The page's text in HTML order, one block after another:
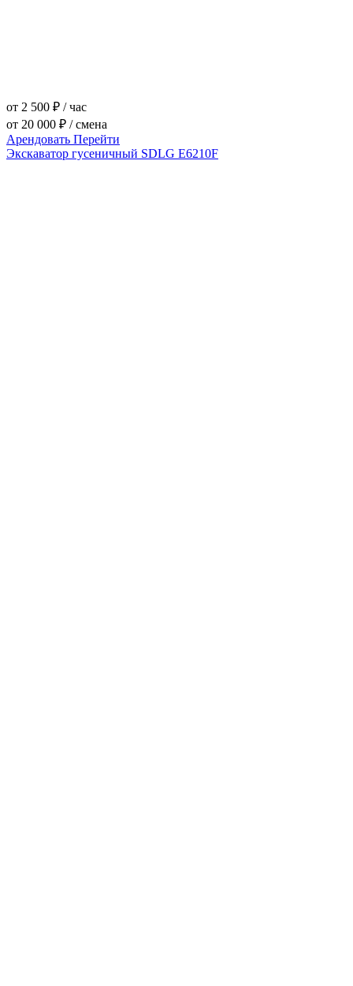
от 2 500 ₽ / час
от 20 000 ₽ / смена
Арендовать Перейти
Экскаватор гусеничный SDLG E6210F